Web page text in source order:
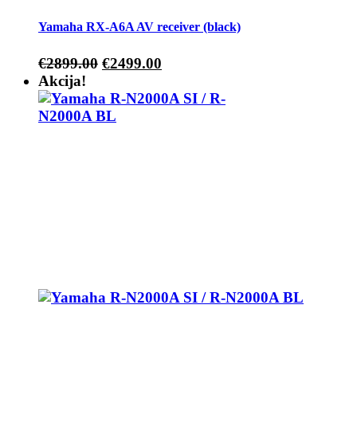
Yamaha RX-A6A AV receiver (black)
€2899.00 €2499.00
Akcija!